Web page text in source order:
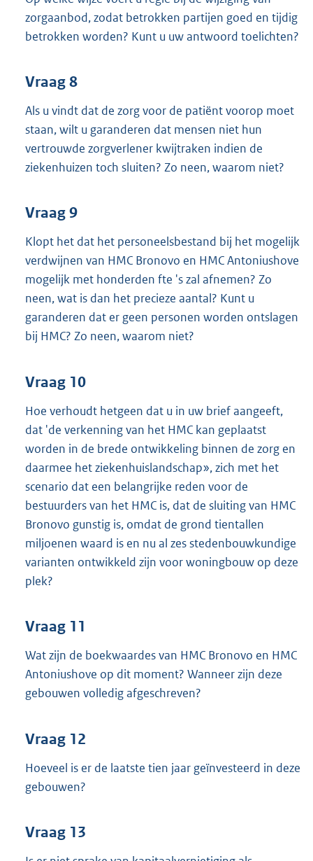
zorgaanbod, zodat betrokken partijen goed en tijdig
betrokken worden? Kunt u uw antwoord toelichten?
Vraag 8
Als u vindt dat de zorg voor de patiënt voorop moet
staan, wilt u garanderen dat mensen niet hun
vertrouwde zorgverlener kwijtraken indien de
ziekenhuizen toch sluiten? Zo neen, waarom niet?
Vraag 9
Klopt het dat het personeelsbestand bij het mogelijk
verdwijnen van HMC Bronovo en HMC Antoniushove
mogelijk met honderden fte 's zal afnemen? Zo
neen, wat is dan het precieze aantal? Kunt u
garanderen dat er geen personen worden ontslagen
bij HMC? Zo neen, waarom niet?
Vraag 10
Hoe verhoudt hetgeen dat u in uw brief aangeeft,
dat 'de verkenning van het HMC kan geplaatst
worden in de brede ontwikkeling binnen de zorg en
daarmee het ziekenhuislandschap», zich met het
scenario dat een belangrijke reden voor de
bestuurders van het HMC is, dat de sluiting van HMC
Bronovo gunstig is, omdat de grond tientallen
miljoenen waard is en nu al zes stedenbouwkundige
varianten ontwikkeld zijn voor woningbouw op deze
plek?
Vraag 11
Wat zijn de boekwaardes van HMC Bronovo en HMC
Antoniushove op dit moment? Wanneer zijn deze
gebouwen volledig afgeschreven?
Vraag 12
Hoeveel is er de laatste tien jaar geïnvesteerd in deze
gebouwen?
Vraag 13